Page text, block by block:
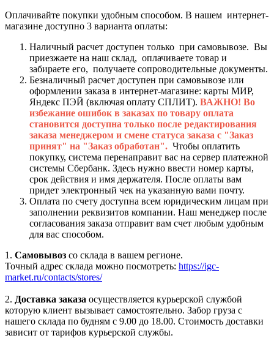
Оплачивайте покупки удобным способом. В нашем интернет-
магазине доступно 3 варианта оплаты:
Наличный расчет доступен только при самовывозе. Вы
приезжаете на наш склад, оплачиваете товар и
забираете его, получаете сопроводительные документы.
Безналичный расчет доступен при самовывозе или
оформлении заказа в интернет-магазине: карты МИР,
Яндекс ПЭЙ (включая оплату СПЛИТ). ВАЖНО! Во
избежание ошибок в заказах по товару оплата
становится доступна только после редактирования
заказа менеджером и смене статуса заказа с "Заказ
принят" на "Заказ обработан". Чтобы оплатить
покупку, система перенаправит вас на сервер платежной
системы Сбербанк. Здесь нужно ввести номер карты,
срок действия и имя держателя. После оплаты вам
придет электронный чек на указанную вами почту.
Оплата по счету доступна всем юридическим лицам при
заполнении реквизитов компании. Наш менеджер после
согласования заказа отправит вам счет любым удобным
для вас способом.
1. Самовывоз со склада в вашем регионе.
Точный адрес склада можно посмотреть: https://igc-
market.ru/contacts/stores/
2. Доставка заказа осуществляется курьерской службой
которую клиент вызывает самостоятельно. Забор груза с
нашего склада по будням с 9.00 до 18.00. Стоимость доставки
зависит от тарифов курьерской службы.